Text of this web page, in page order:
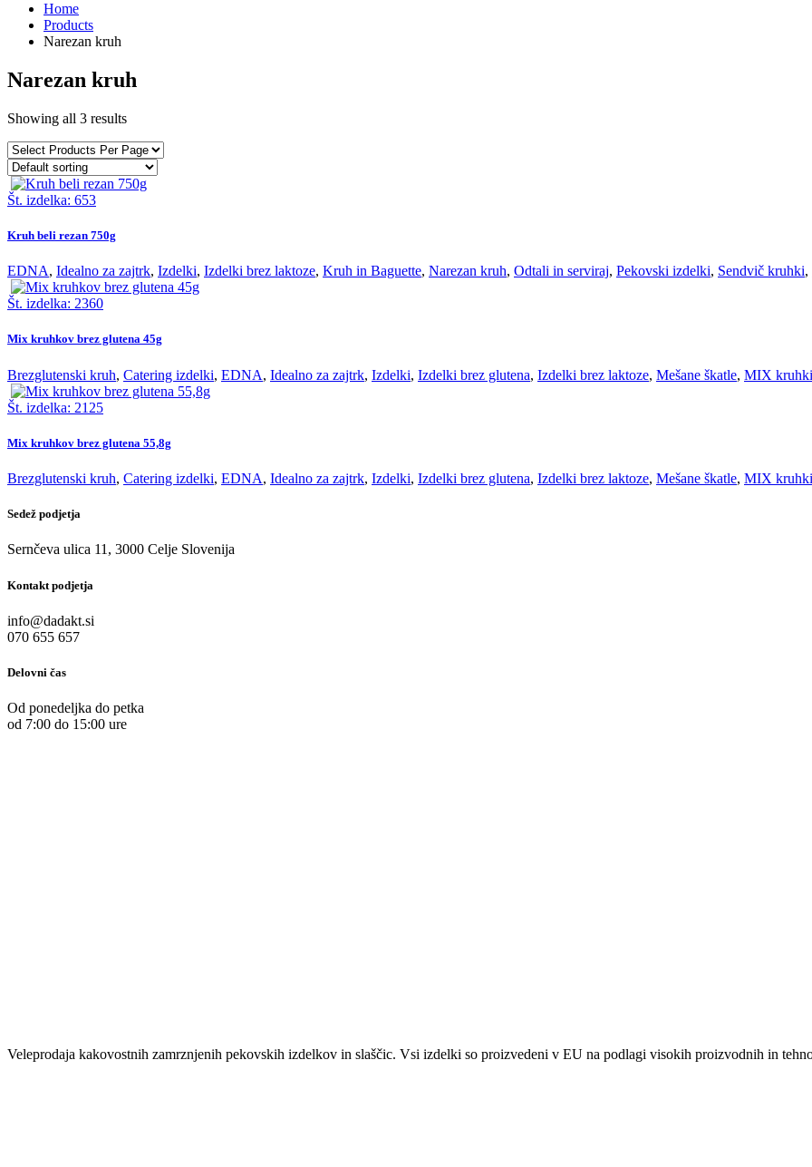
Home
Products
Narezan kruh
Narezan kruh
Showing all 3 results
Št. izdelka: 653
Kruh beli rezan 750g
EDNA, Idealno za zajtrk, Izdelki, Izdelki brez laktoze, Kruh in Baguette, Narezan kruh, Odtali in serviraj, Pekovski izdelki, Sendvič kruhki,
Št. izdelka: 2360
Mix kruhkov brez glutena 45g
Brezglutenski kruh, Catering izdelki, EDNA, Idealno za zajtrk, Izdelki, Izdelki brez glutena, Izdelki brez laktoze, Mešane škatle, MIX kruhki
Št. izdelka: 2125
Mix kruhkov brez glutena 55,8g
Brezglutenski kruh, Catering izdelki, EDNA, Idealno za zajtrk, Izdelki, Izdelki brez glutena, Izdelki brez laktoze, Mešane škatle, MIX kruhki
Sedež podjetja
Sernčeva ulica 11, 3000 Celje Slovenija
Kontakt podjetja
info@dadakt.si
070 655 657
Delovni čas
Od ponedeljka do petka
od 7:00 do 15:00 ure
Veleprodaja kakovostnih zamrznjenih pekovskih izdelkov in slaščic. Vsi izdelki so proizvedeni v EU na podlagi visokih proizvodnih in